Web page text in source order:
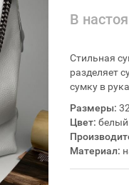
В
Стильная
разделяет
сумку в
Размеры:
Цвет: белый
Материал: